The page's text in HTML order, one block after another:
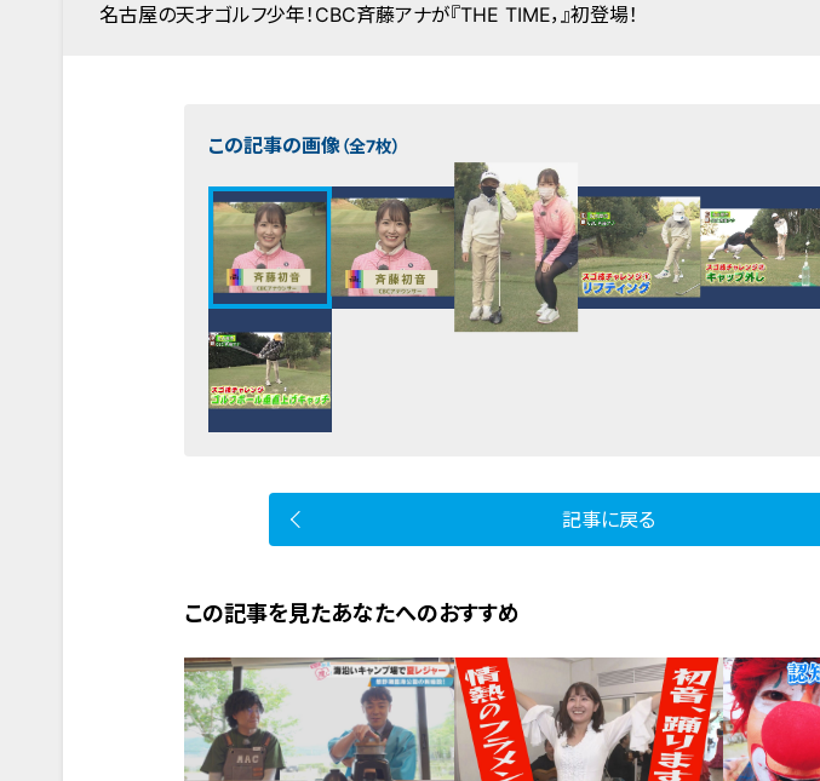
名古屋の天才ゴルフ少年！CBC斉藤アナが『THE TIME，』初登場！
この記事の画像（全7枚）
記事に戻る
この記事を見たあなたへのおすすめ